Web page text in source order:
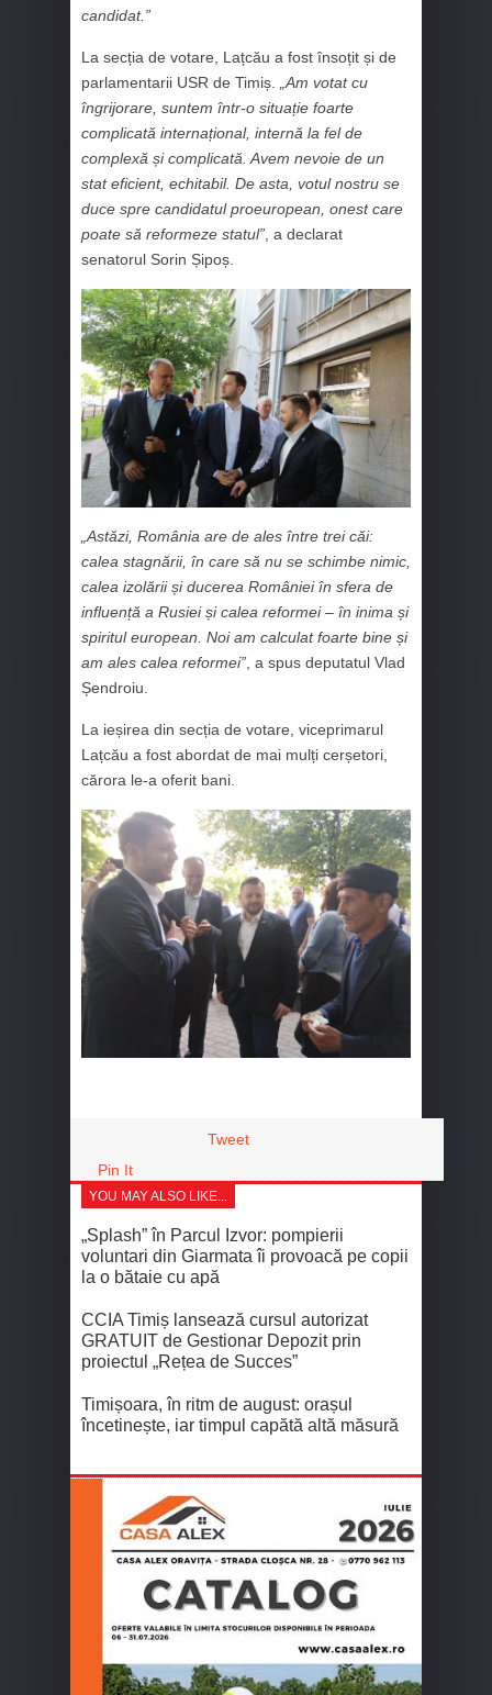
candidat.”
La secția de votare, Lațcău a fost însoțit și de
parlamentarii USR de Timiș.
„Am votat cu
îngrijorare, suntem într-o situație foarte
complicată internațional, internă la fel de
complexă și complicată. Avem nevoie de un
stat eficient, echitabil. De asta, votul nostru se
duce spre candidatul proeuropean, onest care
poate să reformeze statul” , a declarat
senatorul Sorin Șipoș.
„Astăzi, România are de ales între trei căi:
calea stagnării, în care să nu se schimbe nimic,
calea izolării și ducerea României în sfera de
influență a Rusiei și calea reformei – în inima și
spiritul european. Noi am calculat foarte bine și
am ales calea reformei”, a spus deputatul Vlad
Șendroiu.
La ieșirea din secția de votare, viceprimarul
Lațcău a fost abordat de mai mulți cerșetori,
cărora le-a oferit bani.
Tweet
Pin It
YOU MAY ALSO LIKE...
„Splash” în Parcul Izvor: pompierii
voluntari din Giarmata îi provoacă pe copii
la o bătaie cu apă
CCIA Timiș lansează cursul autorizat
GRATUIT de Gestionar Depozit prin
proiectul „Rețea de Succes”
Timișoara, în ritm de august: orașul
încetinește, iar timpul capătă altă măsură